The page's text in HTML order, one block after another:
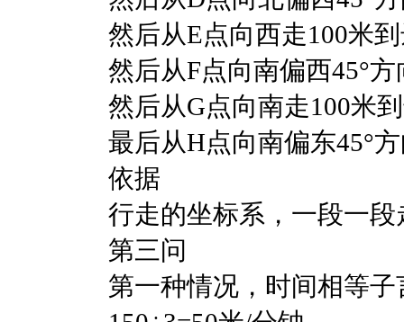
然后从E点向西走100米
然后从F点向南偏西45°
然后从G点向南走100米
最后从H点向南偏东45°
依据
行走的坐标系，一段一
第三问
第一种情况，时间相等